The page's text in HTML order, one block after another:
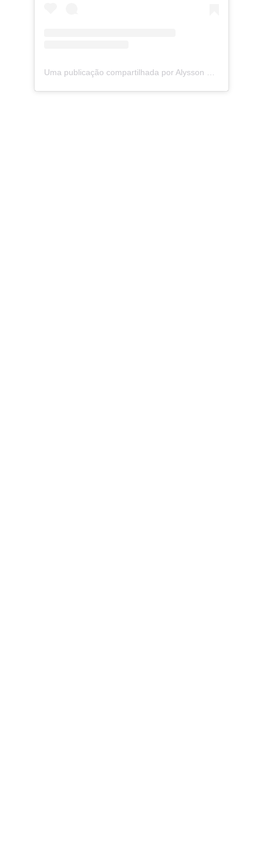
Uma publicação compartilhada por Alysson Guimarães (@alyssonguimaraes)